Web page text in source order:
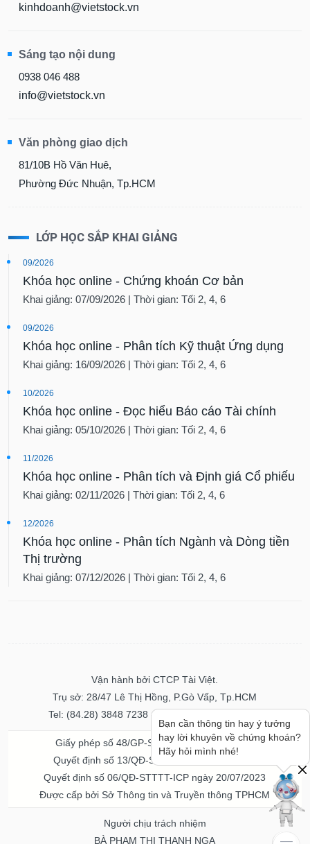
kinhdoanh@vietstock.vn
Sáng tạo nội dung
0938 046 488
info@vietstock.vn
Văn phòng giao dịch
81/10B Hồ Văn Huê,
Phường Đức Nhuận, Tp.HCM
LỚP HỌC SẮP KHAI GIẢNG
09/2026
Khóa học online - Chứng khoán Cơ bản
Khai giảng: 07/09/2026 | Thời gian: Tối 2, 4, 6
09/2026
Khóa học online - Phân tích Kỹ thuật Ứng dụng
Khai giảng: 16/09/2026 | Thời gian: Tối 2, 4, 6
10/2026
Khóa học online - Đọc hiểu Báo cáo Tài chính
Khai giảng: 05/10/2026 | Thời gian: Tối 2, 4, 6
11/2026
Khóa học online - Phân tích và Định giá Cổ phiếu
Khai giảng: 02/11/2026 | Thời gian: Tối 2, 4, 6
12/2026
Khóa học online - Phân tích Ngành và Dòng tiền
Thị trường
Khai giảng: 07/12/2026 | Thời gian: Tối 2, 4, 6
Vận hành bởi CTCP Tài Việt.
Trụ sở: 28/47 Lê Thị Hồng, P.Gò Vấp, Tp.HCM
Tel: (84.28) 3848 7238 - Fax: (84.28) 3848 7237
Giấy phép số 48/GP-STTTT ngày 04/11/2016
Quyết định số 13/QĐ-STTTT ngày 02/11/2017
Quyết định số 06/QĐ-STTTT-ICP ngày 20/07/2023
Được cấp bởi Sở Thông tin và Truyền thông TPHCM
Người chịu trách nhiệm
BÀ PHẠM THỊ THANH NGA
Bạn cần thông tin hay ý tưởng
hay lời khuyên về chứng khoán?
Hãy hỏi mình nhé!